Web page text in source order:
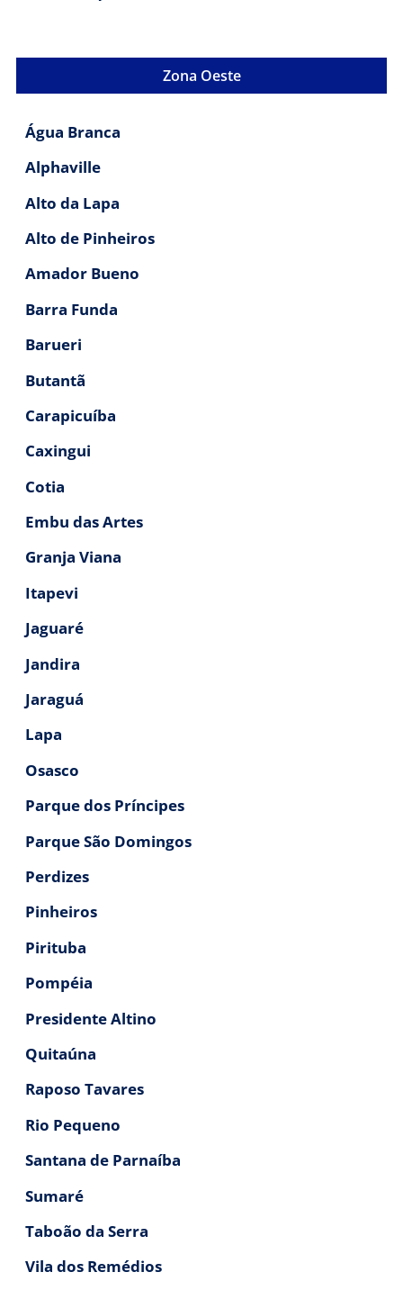
Zona Oeste
Água Branca
Alphaville
Alto da Lapa
Alto de Pinheiros
Amador Bueno
Barra Funda
Barueri
Butantã
Carapicuíba
Caxingui
Cotia
Embu das Artes
Granja Viana
Itapevi
Jaguaré
Jandira
Jaraguá
Lapa
Osasco
Parque dos Príncipes
Parque São Domingos
Perdizes
Pinheiros
Pirituba
Pompéia
Presidente Altino
Quitaúna
Raposo Tavares
Rio Pequeno
Santana de Parnaíba
Sumaré
Taboão da Serra
Vila dos Remédios